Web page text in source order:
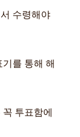
수령해야
를 통해 해
투표함에